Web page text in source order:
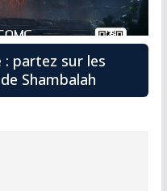
: partez sur les
Shambalah